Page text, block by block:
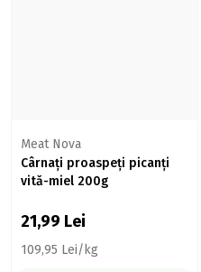
Meat Nova
Cârnați proaspeți picanți
vită-miel 200g
21,99 Lei
109,95 Lei/kg